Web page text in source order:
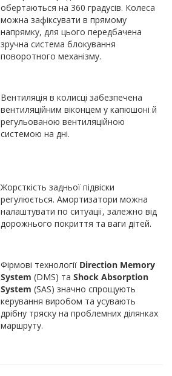
обертаються на 360 градусів. Колеса
можна зафіксувати в прямому
напрямку, для цього передбачена
зручна система блокування
поворотного механізму.
Вентиляція в колисці забезпечена
вентиляційним віконцем у капюшоні й
регульованою вентиляційною
системою на дні.
Жорсткість задньої підвіски
регулюється. Амортизатори можна
налаштувати по ситуації, залежно від
дорожнього покриття та ваги дітей.
Фірмові технології Direction Memory
System (DMS) та Shock Absorption
System (SAS) значно спрощують
керування виробом та усувають
дрібну тряску на проблемних ділянках
маршруту.